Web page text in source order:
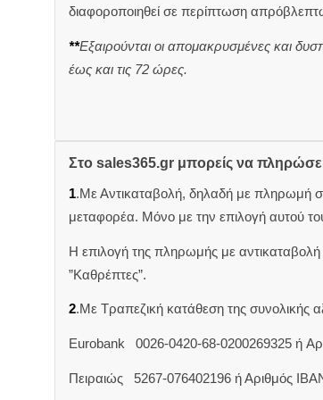
διαφοροποιηθεί σε περίπτωση
**Εξαιρούνται οι απομακρυσμένες και
έως και τις 72 ώρες.
Στο sales365.gr μπορείς να
1.Με Αντικαταβολή, δηλαδή με πληρωμή
μεταφορέα. Μόνο με την επιλογή αυτού
Η επιλογή της πληρωμής με αντικαταβολή
”Καθρέπτες”.
2.Με Τραπεζική κατάθεση της συνολικής
Eurobank 0026-0420-68-0200269325 ή
Πειραιώς 5267-076402196 ή Αριθμός